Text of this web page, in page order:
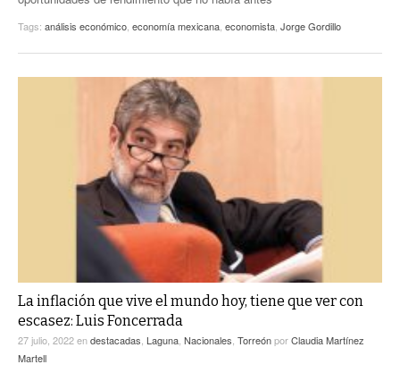
Tags: análisis económico economía mexicana economista Jorge Gordillo
La inflación que vive el mundo hoy, tiene que ver con
escasez: Luis Foncerrada
27 julio, 2022endestacadas, Laguna, Nacionales, TorreónporClaudia Martínez
Martell